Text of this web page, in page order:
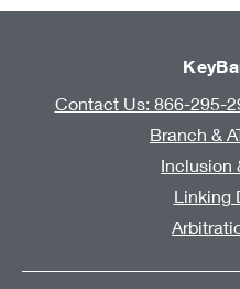
Contact Us: 866-295-
Branch &
Inclusion
Linking